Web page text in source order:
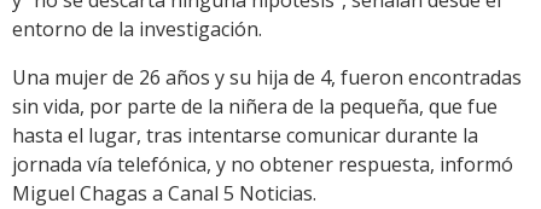
entorno de la investigación.
Una mujer de 26 años y su hija de 4, fueron encontradas
sin vida, por parte de la niñera de la pequeña, que fue
hasta el lugar, tras intentarse comunicar durante la
jornada vía telefónica, y no obtener respuesta, informó
Miguel Chagas a Canal 5 Noticias.